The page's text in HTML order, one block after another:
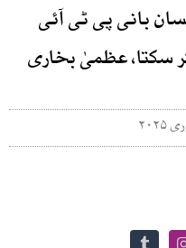
بانی پی ٹی آئی
سکتا، عظمیٰ بخاری